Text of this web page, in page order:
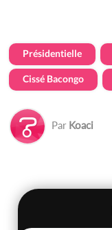
Présidentielle
Cissé Bacongo
Par Koaci